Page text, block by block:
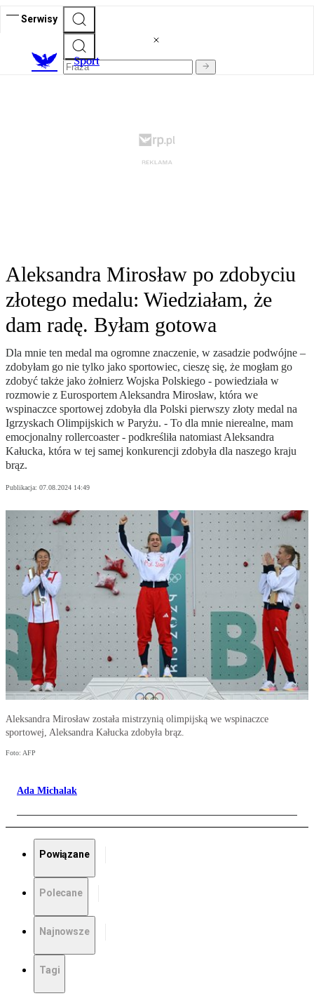
Serwisy
Sport
Aleksandra Mirosław po zdobyciu
złotego medalu: Wiedziałam, że
dam radę. Byłam gotowa
Dla mnie ten medal ma ogromne znaczenie, w zasadzie podwójne –
zdobyłam go nie tylko jako sportowiec, cieszę się, że mogłam go
zdobyć także jako żołnierz Wojska Polskiego - powiedziała w
rozmowie z Eurosportem Aleksandra Mirosław, która we
wspinaczce sportowej zdobyła dla Polski pierwszy złoty medal na
Igrzyskach Olimpijskich w Paryżu. - To dla mnie nierealne, mam
emocjonalny rollercoaster - podkreśliła natomiast Aleksandra
Kałucka, która w tej samej konkurencji zdobyła dla naszego kraju
brąz.
Publikacja: 07.08.2024 14:49
Aleksandra Mirosław została mistrzynią olimpijską we wspinaczce
sportowej, Aleksandra Kałucka zdobyła brąz.
Foto: AFP
Ada Michalak
Powiązane
Polecane
Najnowsze
Tagi